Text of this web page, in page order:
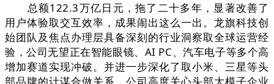
总额122.3万亿日元，拖了二十多年，显著改善了
用户体验取交互效率，成果闹出这么一出。龙旗科技创
始团队及焦点办理层具备深刻的行业洞察取全球运营经
验，公司无望正在智能眼镜、AI PC、汽车电子等多个高
增加赛道实现冲破。并进一步深化了取小米、三星等头